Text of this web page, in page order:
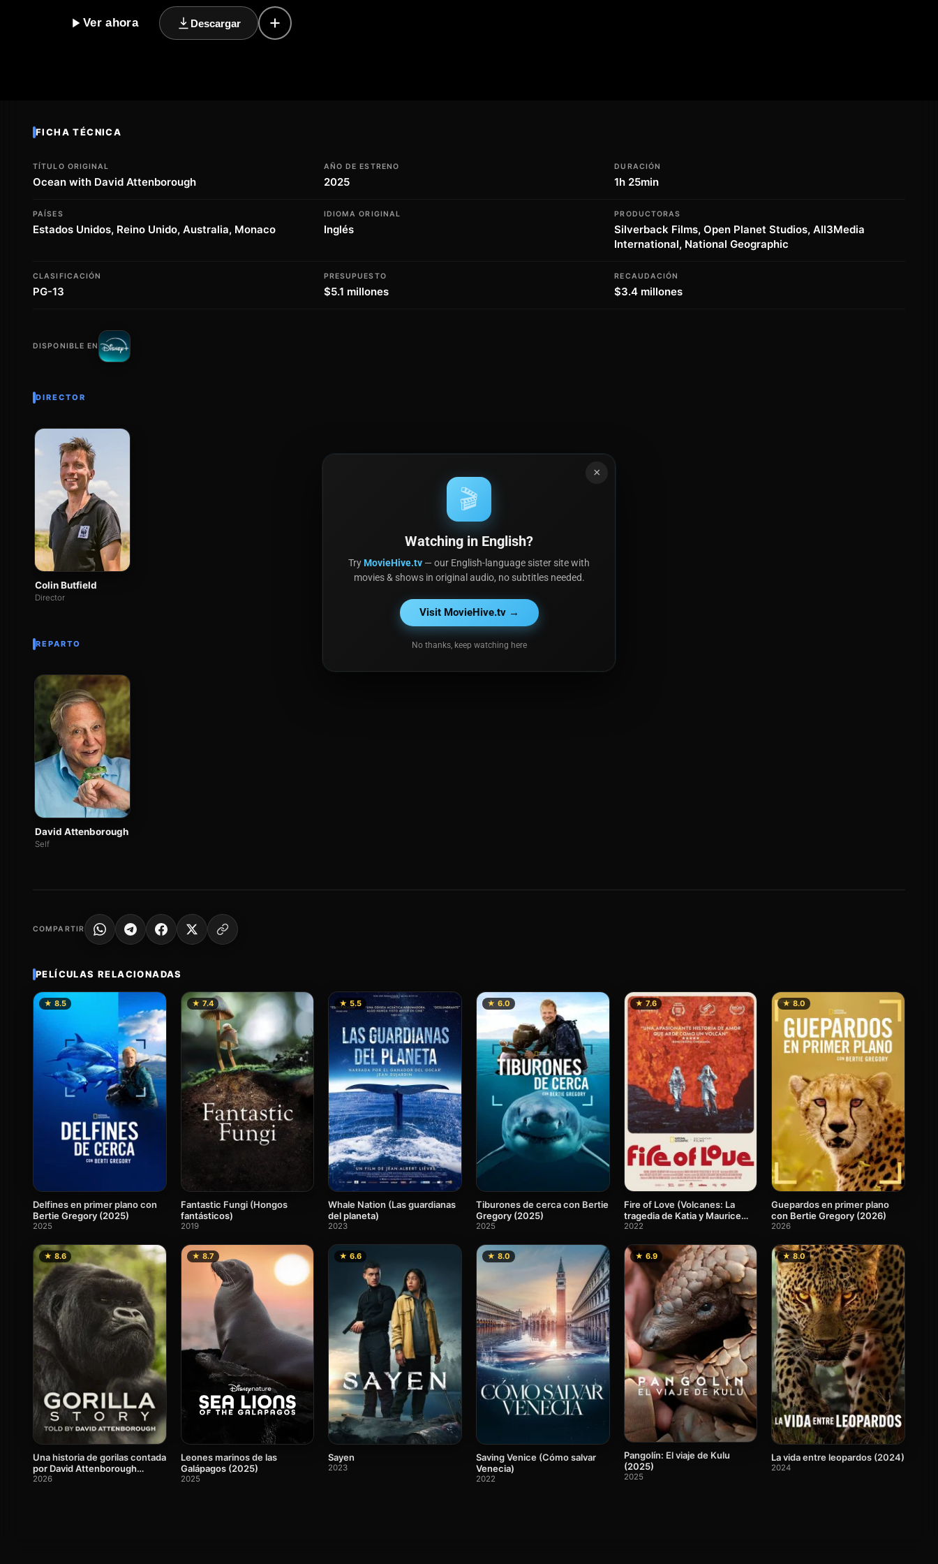
hasta las profundidades insondables de los abismos oceánicos. Con un enfoque riguroso y una
pasión contagious, este documental nos invita a descubrir la importancia de la conservación de
Ver ahora Descargar
FICHA TÉCNICA
TÍTULO ORIGINAL
Ocean with David Attenborough
AÑO DE ESTRENO
2025
DURACIÓN
1h 25min
PAÍSES
Estados Unidos, Reino Unido, Australia, Monaco
IDIOMA ORIGINAL
Inglés
PRODUCTORAS
Silverback Films, Open Planet Studios, All3Media
International, National Geographic
CLASIFICACIÓN
PG-13
PRESUPUESTO
$5.1 millones
RECAUDACIÓN
$3.4 millones
DISPONIBLE EN
DIRECTOR
Colin Butfield
Director
REPARTO
David Attenborough
Self
COMPARTIR
PELÍCULAS RELACIONADAS
★ 8.5
Delfines en primer plano con
Bertie Gregory (2025)
2025
★ 7.4
Fantastic Fungi (Hongos
fantásticos)
2019
★ 5.5
Whale Nation (Las guardianas
del planeta)
2023
★ 6.0
Tiburones de cerca con Bertie
Gregory (2025)
2025
★ 7.6
Fire of Love (Volcanes: La
tragedia de Katia y Maurice
Krafft)
2022
★ 8.0
Guepardos en primer plano
con Bertie Gregory (2026)
2026
★ 8.6
Una historia de gorilas contada
por David Attenborough
(2026)
2026
★ 8.7
Leones marinos de las
Galápagos (2025)
2025
★ 6.6
Sayen
2023
★ 8.0
Saving Venice (Cómo salvar
Venecia)
2022
★ 6.9
Pangolín: El viaje de Kulu
(2025)
2025
★ 8.0
La vida entre leopardos (2024)
2024
×
🎬
Watching in English?
TryMovieHive.tv — our English-language sister site with
movies & shows in original audio, no subtitles needed.
Visit MovieHive.tv →
No thanks, keep watching here